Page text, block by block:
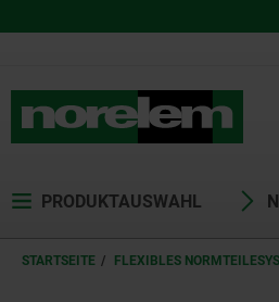
PRODUKTAUSWAHL
STARTSEITE FLEXIBLES